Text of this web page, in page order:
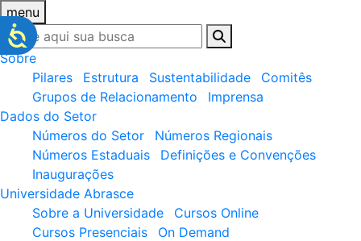
menu
Sobre
Pilares
Estrutura Sustentabilidade
Comitês
Grupos de Relacionamento
Imprensa
Dados do Setor
Números do Setor
Números Regionais
Números Estaduais
Definições e Convenções
Inaugurações
Universidade Abrasce
Sobre a Universidade
Cursos Online
Cursos Presenciais
On Demand